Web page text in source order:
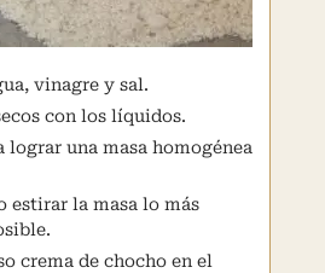
vinagre y sal.
con los líquidos.
lograr una masa homogénea
estirar la masa lo más
crema de chocho en el